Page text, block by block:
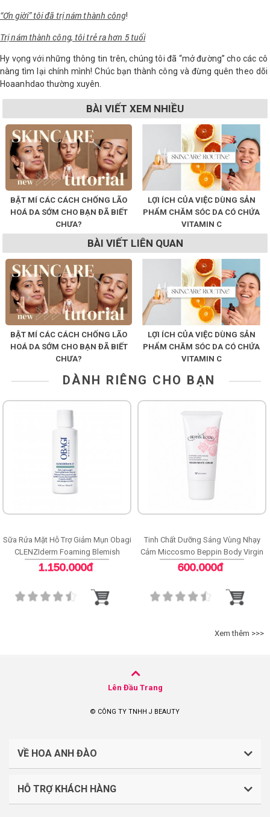
“Ơn giời” tôi đã trị nám thành công!
Trị nám thành công, tôi trẻ ra hơn 5 tuổi
Hy vọng với những thông tin trên, chúng tôi đã “mở đường” cho các cô
nàng tìm lại chính mình! Chúc bạn thành công và đừng quên theo dõi
Hoaanhdao thường xuyên.
BÀI VIẾT XEM NHIỀU
BẬT MÍ CÁC CÁCH CHỐNG LÃO
HOÁ DA SỚM CHO BẠN ĐÃ BIẾT
CHƯA?
LỢI ÍCH CỦA VIỆC DÙNG SẢN
PHẨM CHĂM SÓC DA CÓ CHỨA
VITAMIN C
BÀI VIẾT LIÊN QUAN
BẬT MÍ CÁC CÁCH CHỐNG LÃO
HOÁ DA SỚM CHO BẠN ĐÃ BIẾT
CHƯA?
LỢI ÍCH CỦA VIỆC DÙNG SẢN
PHẨM CHĂM SÓC DA CÓ CHỨA
VITAMIN C
DÀNH RIÊNG CHO BẠN
Sữa Rửa Mặt Hỗ Trợ Giảm Mụn Obagi
CLENZIderm Foaming Blemish
Cleanser
1.150.000đ
Tinh Chất Dưỡng Sáng Vùng Nhạy
Cảm Miccosmo Beppin Body Virgin
White Serum
600.000đ
Xem thêm >>>
Lên Đầu Trang
© CÔNG TY TNHH J BEAUTY
VỀ HOA ANH ĐÀO
CÔNG TY TNHH J BEAUTY
HỖ TRỢ KHÁCH HÀNG